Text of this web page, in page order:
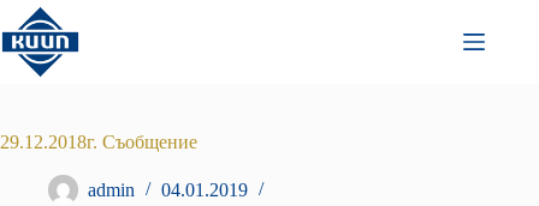
Преминаване
към
съдържанието
29.12.2018г. Съобщение
admin
04.01.2019